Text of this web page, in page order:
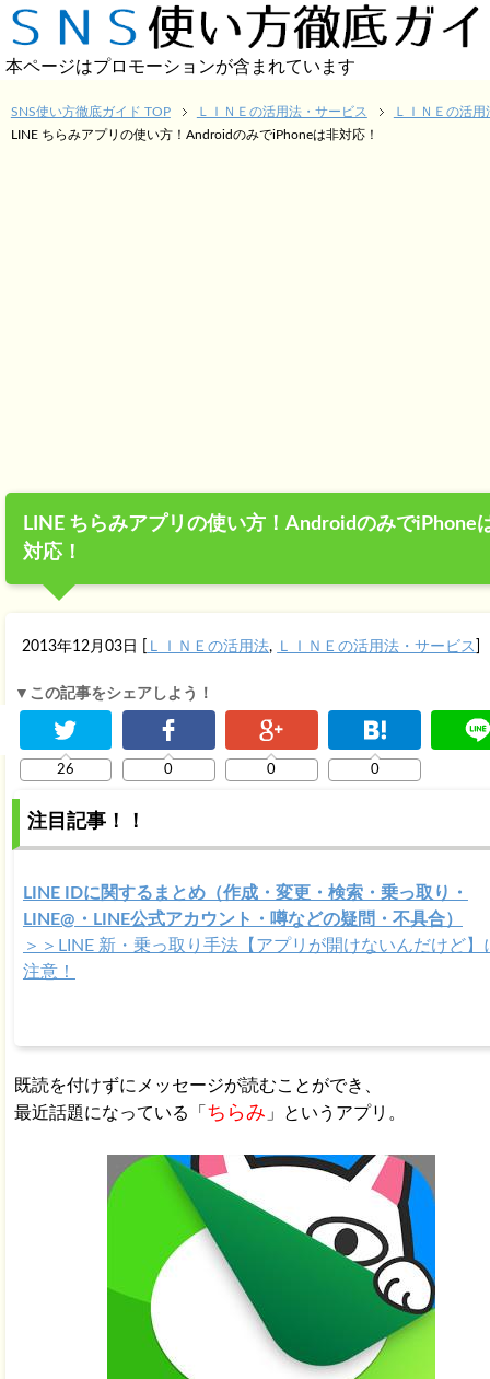
本ページはプロモーションが含まれています
SNS使い方徹底ガイド TOP ＬＩＮＥの活用法・サービス
ＬＩＮＥの活用
LINE ちらみアプリの使い方！AndroidのみでiPhoneは非対応！
LINE ちらみアプリの使い方！AndroidのみでiPhone
対応！
2013年12月03日 ＬＩＮＥの活用法, ＬＩＮＥの活用法・サービス
▼この記事をシェアしよう！
26 0 0 0
注目記事！！
LINE IDに関するまとめ（作成・変更・検索・乗っ取り・
LINE@・LINE公式アカウント・噂などの疑問・不具合）
＞＞LINE 新・乗っ取り手法【アプリが開けないんだけど】
注意！
既読を付けずにメッセージが読むことができ、
最近話題になっている「 ちらみ 」というアプリ。